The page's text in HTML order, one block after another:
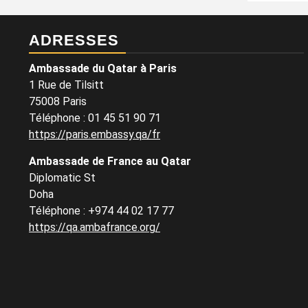
ADRESSES
Ambassade du Qatar à Paris
1 Rue de Tilsitt
75008 Paris
Téléphone : 01 45 51 90 71
https://paris.embassy.qa/fr
Ambassade de France au Qatar
Diplomatic St
Doha
Téléphone : +974 44 02 17 77
https://qa.ambafrance.org/